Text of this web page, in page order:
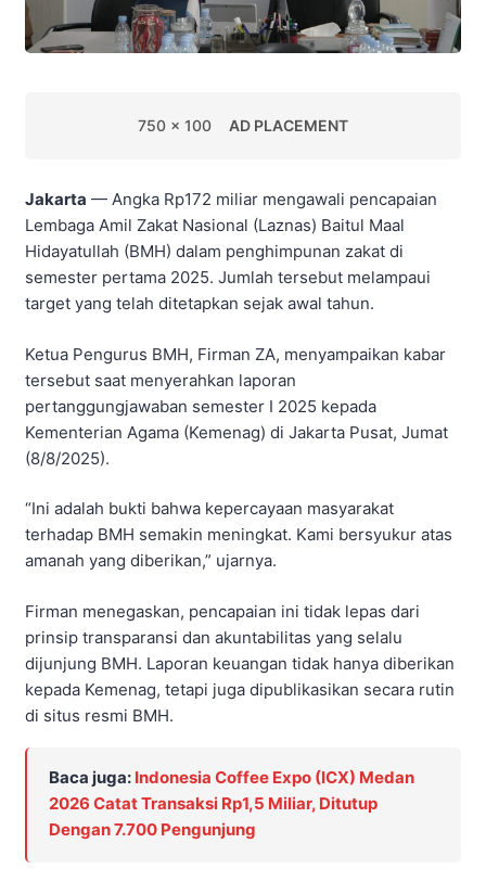
750 x 100 AD PLACEMENT
Jakarta — Angka Rp172 miliar mengawali pencapaian
Lembaga Amil Zakat Nasional (Laznas) Baitul Maal
Hidayatullah (BMH) dalam penghimpunan zakat di
semester pertama 2025. Jumlah tersebut melampaui
target yang telah ditetapkan sejak awal tahun.
Ketua Pengurus BMH, Firman ZA, menyampaikan kabar
tersebut saat menyerahkan laporan
pertanggungjawaban semester I 2025 kepada
Kementerian Agama (Kemenag) di Jakarta Pusat, Jumat
(8/8/2025).
“Ini adalah bukti bahwa kepercayaan masyarakat
terhadap BMH semakin meningkat. Kami bersyukur atas
amanah yang diberikan,” ujarnya.
Firman menegaskan, pencapaian ini tidak lepas dari
prinsip transparansi dan akuntabilitas yang selalu
dijunjung BMH. Laporan keuangan tidak hanya diberikan
kepada Kemenag, tetapi juga dipublikasikan secara rutin
di situs resmi BMH.
Baca juga: Indonesia Coffee Expo (ICX) Medan
2026 Catat Transaksi Rp1,5 Miliar, Ditutup
Dengan 7.700 Pengunjung